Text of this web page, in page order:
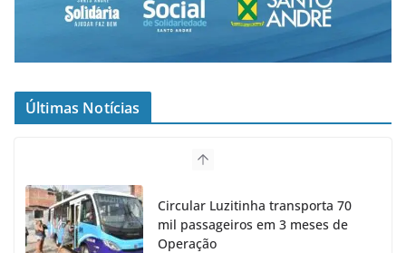
Últimas Notícias
Circular Luzitinha transporta 70
mil passageiros em 3 meses de
Operação